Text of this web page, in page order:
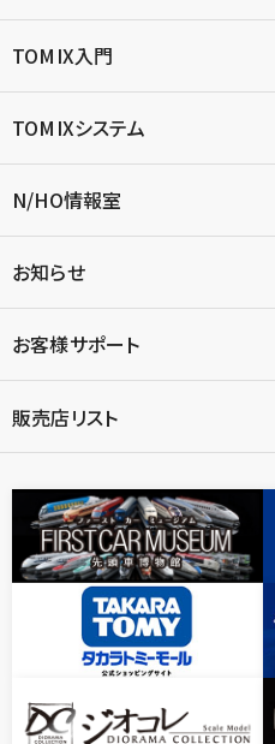
TOMIX入門
TOMIXシステム
N/HO情報室
お知らせ
お客様サポート
販売店リスト